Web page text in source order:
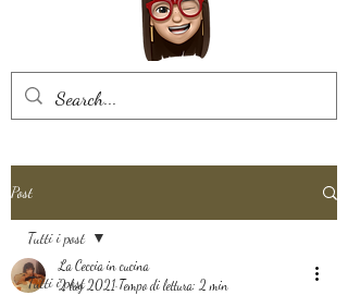
Post
Tutti i post
Tutti i post
La Ceccia in cucina
2 lug 2021 Tempo di lettura: 2 min